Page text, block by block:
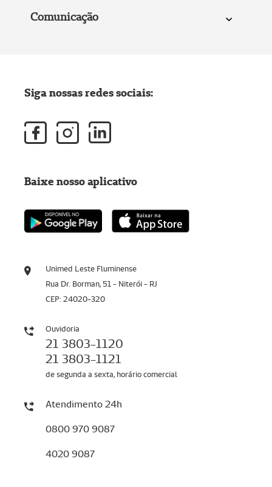
Comunicação
Unimed Leste Fluminense
Rua Dr. Borman, 51 - Niterói - RJ
CEP: 24020-320
Ouvidoria
21 3803-1120
21 3803-1121
de segunda a sexta, horário comercial
Atendimento 24h
0800 970 9087
4020 9087
Siga nossas redes sociais:
Baixe nosso aplicativo